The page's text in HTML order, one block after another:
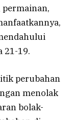
21-19.
perubahan
menolak
bolak-